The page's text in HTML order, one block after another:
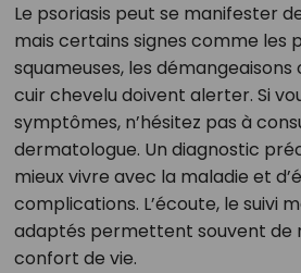
Le psoriasis peut se manifester
mais certains signes comme les
squameuses, les
cuir chevelu doivent alerter. Si
symptômes, n’hésitez pas à
dermatologue. Un diagnostic
mieux vivre avec la maladie et
complications. L’écoute, le suivi
adaptés permettent souvent de
confort de vie.